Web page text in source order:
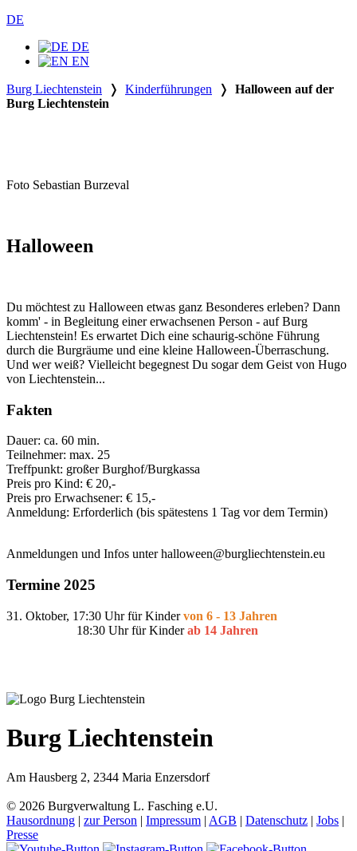
DE
DE
EN
Burg Liechtenstein ❭ Kinderführungen ❭ Halloween auf der
Burg Liechtenstein
Foto Sebastian Burzeval
Halloween
Du möchtest zu Halloween etwas ganz Besonderes erleben? Dann
komm' - in Begleitung einer erwachsenen Person - auf Burg
Liechtenstein! Es erwartet Dich eine schaurig-schöne Führung
durch die Burgräume und eine kleine Halloween-Überraschung.
Und wer weiß? Vielleicht begegnest Du sogar dem Geist von Hugo
von Liechtenstein...
Fakten
Dauer: ca. 60 min.
Teilnehmer: max. 25
Treffpunkt: großer Burghof/Burgkassa
Preis pro Kind: € 20,-
Preis pro Erwachsener: € 15,-
Anmeldung: Erforderlich (bis spätestens 1 Tag vor dem Termin)
Anmeldungen und Infos unter halloween@burgliechtenstein.eu
Termine 2025
31. Oktober, 17:30 Uhr für Kindervon 6 - 13 Jahren
18:30 Uhr für Kinderab 14 Jahren
Burg Liechtenstein
Am Hausberg 2, 2344 Maria Enzersdorf
© 2026 Burgverwaltung L. Fasching e.U.
Hausordnung | zur Person | Impressum | AGB | Datenschutz | Jobs |
Presse